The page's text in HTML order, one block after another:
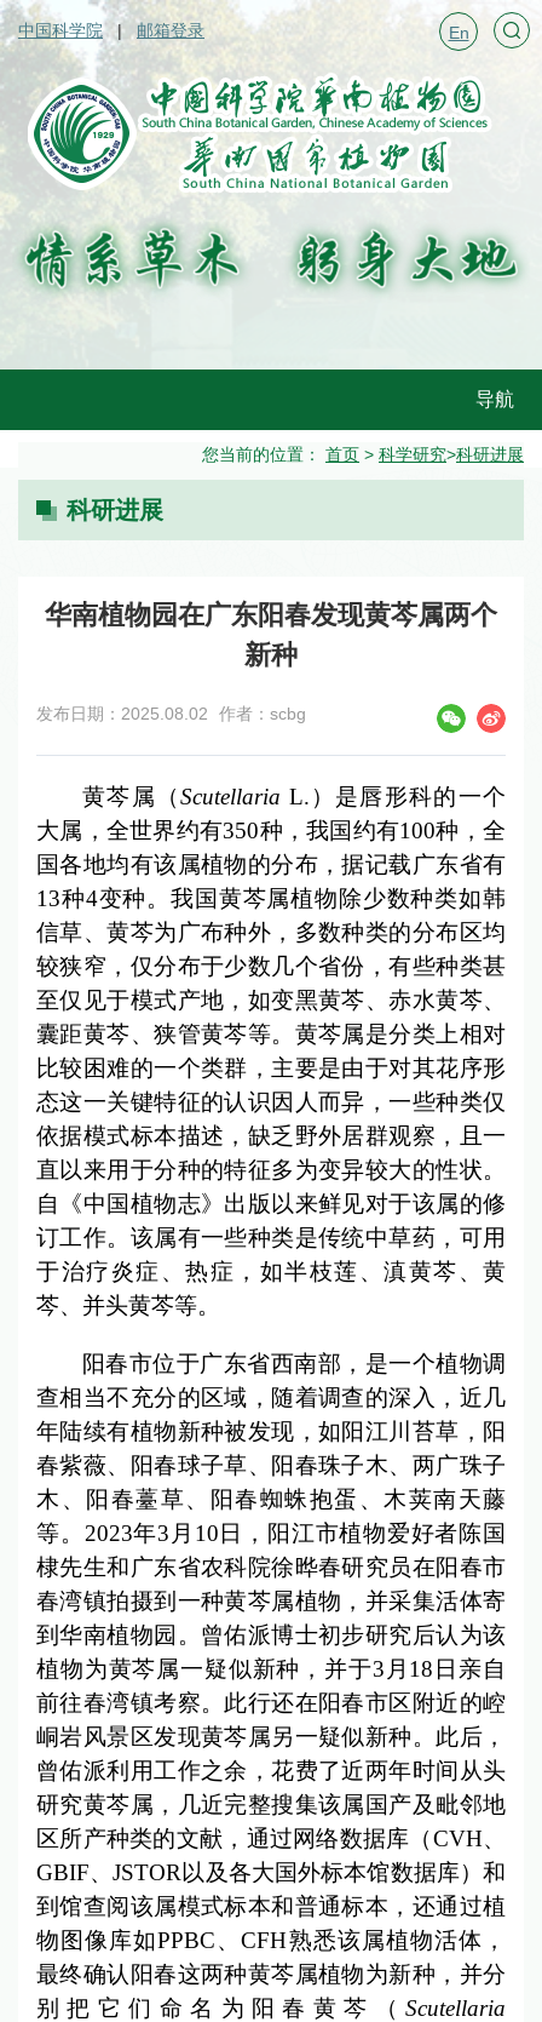
中国科学院 邮箱登录 En
导航
您当前的位置： 首页 > 科学研究>科研进展
科研进展
华南植物园在广东阳春发现黄芩属两个
新种
发布日期：2025.08.02 作者：scbg
黄芩属（Scutellaria L.）是唇形科的一个
大属，全世界约有350种，我国约有100种，全
国各地均有该属植物的分布，据记载广东省有
13种4变种。我国黄芩属植物除少数种类如韩
信草、黄芩为广布种外，多数种类的分布区均
较狭窄，仅分布于少数几个省份，有些种类甚
至仅见于模式产地，如变黑黄芩、赤水黄芩、
囊距黄芩、狭管黄芩等。黄芩属是分类上相对
比较困难的一个类群，主要是由于对其花序形
态这一关键特征的认识因人而异，一些种类仅
依据模式标本描述，缺乏野外居群观察，且一
直以来用于分种的特征多为变异较大的性状。
自《中国植物志》出版以来鲜见对于该属的修
订工作。该属有一些种类是传统中草药，可用
于治疗炎症、热症，如半枝莲、滇黄芩、黄
芩、并头黄芩等。
阳春市位于广东省西南部，是一个植物调
查相当不充分的区域，随着调查的深入，近几
年陆续有植物新种被发现，如阳江川苔草，阳
春紫薇、阳春球子草、阳春珠子木、两广珠子
木、阳春薹草、阳春蜘蛛抱蛋、木荚南天藤
等。2023年3月10日，阳江市植物爱好者陈国
棣先生和广东省农科院徐晔春研究员在阳春市
春湾镇拍摄到一种黄芩属植物，并采集活体寄
到华南植物园。曾佑派博士初步研究后认为该
植物为黄芩属一疑似新种，并于3月18日亲自
前往春湾镇考察。此行还在阳春市区附近的崆
峒岩风景区发现黄芩属另一疑似新种。此后，
曾佑派利用工作之余，花费了近两年时间从头
研究黄芩属，几近完整搜集该属国产及毗邻地
区所产种类的文献，通过网络数据库（CVH、
GBIF、JSTOR以及各大国外标本馆数据库）和
到馆查阅该属模式标本和普通标本，还通过植
物图像库如PPBC、CFH熟悉该属植物活体，
最终确认阳春这两种黄芩属植物为新种，并分
别把它们命名为阳春黄芩（ Scutellaria